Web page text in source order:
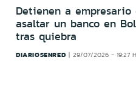
Detienen a
asaltar un banco en
tras quiebra
DIARIOSENRED 29/07/2026 - 19:27